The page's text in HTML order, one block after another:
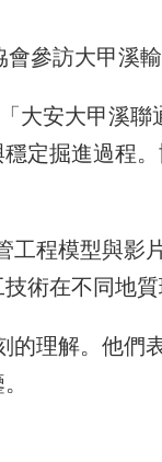
參訪大甲溪
安大甲溪聯
定掘進過程
程模型與影
術在不同地質
解。他們